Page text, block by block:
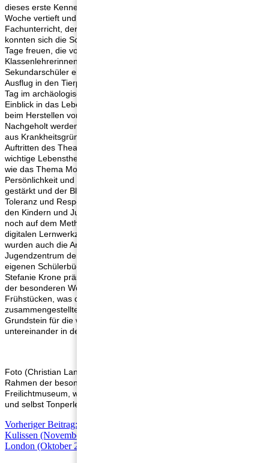
dieses erste Kennenlernen dann noch einmal in einer besonderen
Woche vertieft und intensiviert werden. Statt regulärem
Fachunterricht, der überwiegend im Klassenraum stattfindet,
konnten sich die Schülerinnen und Schüler auf abwechslungsreiche
Tage freuen, die vom normalen Schultag abwichen. Die acht
Klassenlehrerinnen und Klassenlehrer hatten sich für die
Sekundarschüler ein vielfältiges Programm überlegt. Neben einem
Ausflug in den Tierpark Olderdissen waren die Kinder auch einen
Tag im archäologischen Freilichtmuseum, wo sie einen spannenden
Einblick in das Leben der Germanen bekamen und ihr Geschick
beim Herstellen von Tonperlen unter Beweis stellen konnten.
Nachgeholt werden muss leider der Besuch des Pisak-Theaters, der
aus Krankheitsgründen ausfallen musste. Bei den regelmäßigen
Auftritten des Theaters in allen Jahrgangsstufen der HSS werden
wichtige Lebensthemen der Kinder und Jugendlichen angepackt,
wie das Thema Mobbing. Dabei werden im Klassenraum die
Persönlichkeit und das Zusammengehörigkeitsgefühl der Schüler
gestärkt und der Blick für die Verschiedenartigkeit gefördert.
Toleranz und Respekt spielen dabei eine übergeordnete Rolle bei
den Kindern und Jugendlichen. Weitere Schwerpunkte lagen dann
noch auf dem Methoden- und Teamtraining sowie im Unterricht mit
digitalen Lernwerkzeugen in Form eines Biparcours. Kennengelernt
wurden auch die Angebote der offenen Kinder- und Jugendarbeit im
Jugendzentrum der Stadt Oerlinghausen sowie das Angebot der
eigenen Schülerbücherei, das von Büchereileiterin und Pädagogin
Stefanie Krone präsentiert wurde. Abgerundet wurde das Programm
der besonderen Woche schließlich noch durch gemeinsames
Frühstücken, was das Gemeinschaftsgefühl in den neu
zusammengestellten Klassen auch noch einmal gefördert und den
Grundstein für die weitere Zusammenarbeit der Kinder
untereinander in den kommenden sechs Jahren gelegt hat.
Foto (Christian Landerbarthold): 112 Fünftklässler besuchten im
Rahmen der besonderen Woche das archäologische
Freilichtmuseum, wo sie in das Leben der Germanen eintauchen
und selbst Tonperlen herstellen konnten.
Vorheriger Beitrag: Bühne frei – Ein Blick vor und hinter die
Kulissen (November 2024)
London (Oktober 2024)